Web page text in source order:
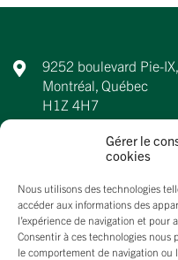
Gérer le
cookies
Nous utilisons des technologies
accéder aux informations des
l’expérience de navigation et pour
Consentir à ces technologies
le comportement de navigation ou
9252 boulevard Pie-IX,
Montréal, Québec
H1Z 4H7
514-355-4330
À propos